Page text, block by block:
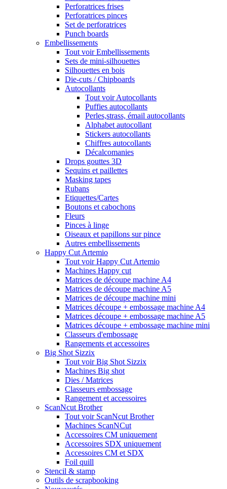
Perforatrices frises
Perforatrices pinces
Set de perforatrices
Punch boards
Embellissements
Tout voir Embellissements
Sets de mini-silhouettes
Silhouettes en bois
Die-cuts / Chipboards
Autocollants
Tout voir Autocollants
Puffies autocollants
Perles,strass, émail autocollants
Alphabet autocollant
Stickers autocollants
Chiffres autocollants
Décalcomanies
Drops gouttes 3D
Sequins et paillettes
Masking tapes
Rubans
Etiquettes/Cartes
Boutons et cabochons
Fleurs
Pinces à linge
Oiseaux et papillons sur pince
Autres embellissements
Happy Cut Artemio
Tout voir Happy Cut Artemio
Machines Happy cut
Matrices de découpe machine A4
Matrices de découpe machine A5
Matrices de découpe machine mini
Matrices découpe + embossage machine A4
Matrices découpe + embossage machine A5
Matrices découpe + embossage machine mini
Classeurs d'embossage
Rangements et accessoires
Big Shot Sizzix
Tout voir Big Shot Sizzix
Machines Big shot
Dies / Matrices
Classeurs embossage
Rangement et accessoires
ScanNcut Brother
Tout voir ScanNcut Brother
Machines ScanNCut
Accessoires CM uniquement
Accessoires SDX uniquement
Accessoires CM et SDX
Foil quill
Stencil & stamp
Outils de scrapbooking